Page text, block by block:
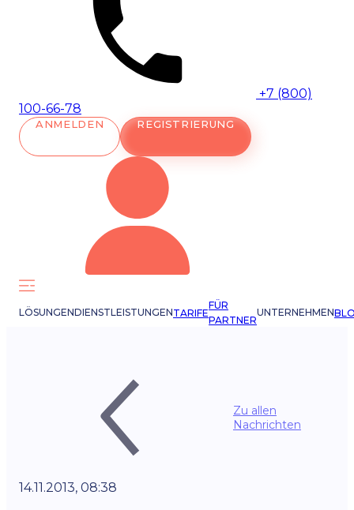
+7 (800)
100-66-78
ANMELDEN REGISTRIERUNG
LÖSUNGENDIENSTLEISTUNGENTARIFE
FÜR
PARTNER
UNTERNEHMEN
Zu allen
Nachrichten
14.11.2013, 08:38